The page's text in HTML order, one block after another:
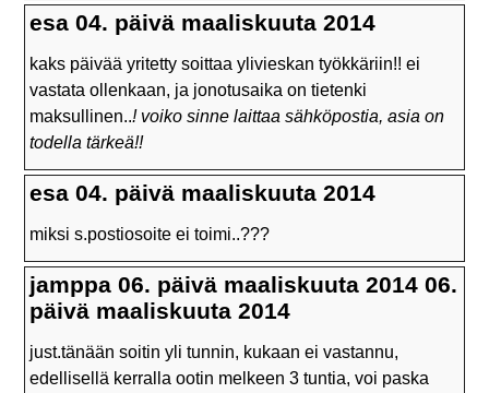
esa 04. päivä maaliskuuta 2014
kaks päivää yritetty soittaa ylivieskan työkkäriin!! ei
vastata ollenkaan, ja jonotusaika on tietenki
maksullinen..! voiko sinne laittaa sähköpostia, asia on
todella tärkeä!!
esa 04. päivä maaliskuuta 2014
miksi s.postiosoite ei toimi..???
jamppa 06. päivä maaliskuuta 2014 06.
päivä maaliskuuta 2014
just.tänään soitin yli tunnin, kukaan ei vastannu,
edellisellä kerralla ootin melkeen 3 tuntia, voi paska